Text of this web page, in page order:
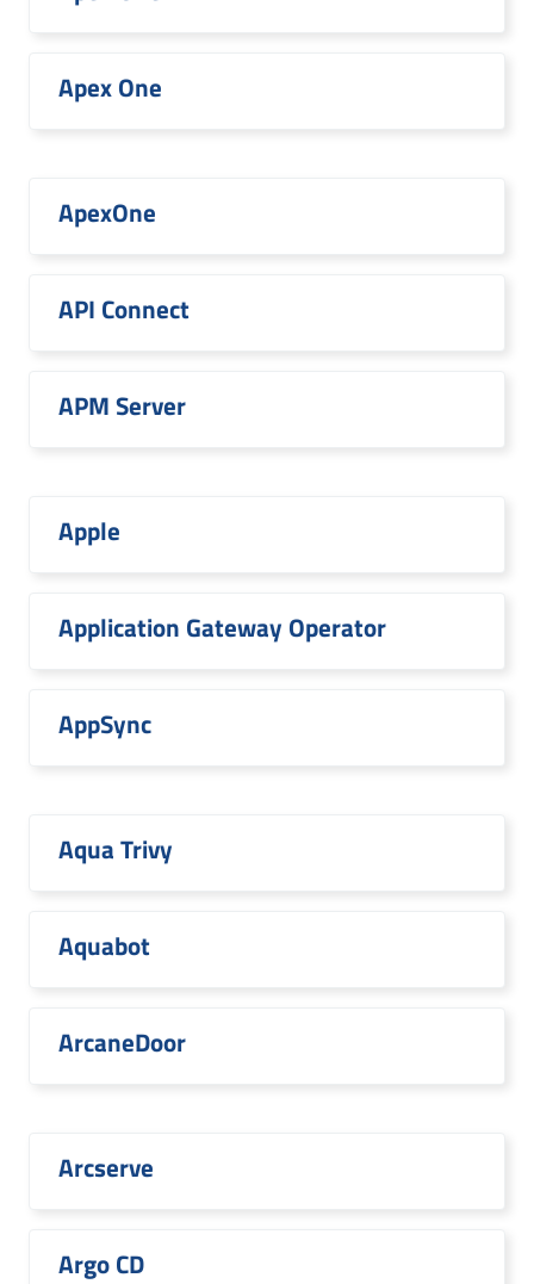
Apex One
ApexOne
API Connect
APM Server
Apple
Application Gateway Operator
AppSync
Aqua Trivy
Aquabot
ArcaneDoor
Arcserve
Argo CD